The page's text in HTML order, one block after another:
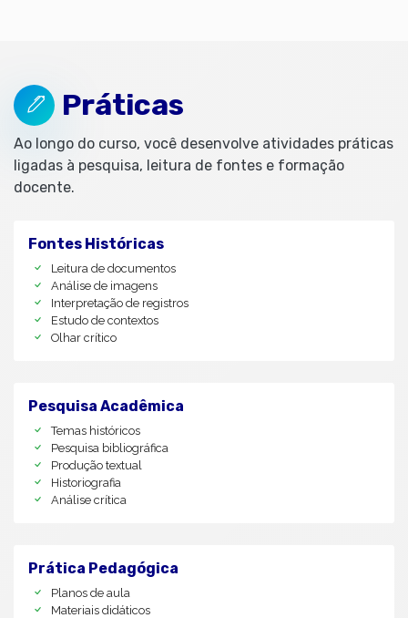
Práticas
Ao longo do curso, você desenvolve atividades práticas
ligadas à pesquisa, leitura de fontes e formação
docente.
Fontes Históricas
Leitura de documentos
Análise de imagens
Interpretação de registros
Estudo de contextos
Olhar crítico
Pesquisa Acadêmica
Temas históricos
Pesquisa bibliográfica
Produção textual
Historiografia
Análise crítica
Prática Pedagógica
Planos de aula
Materiais didáticos